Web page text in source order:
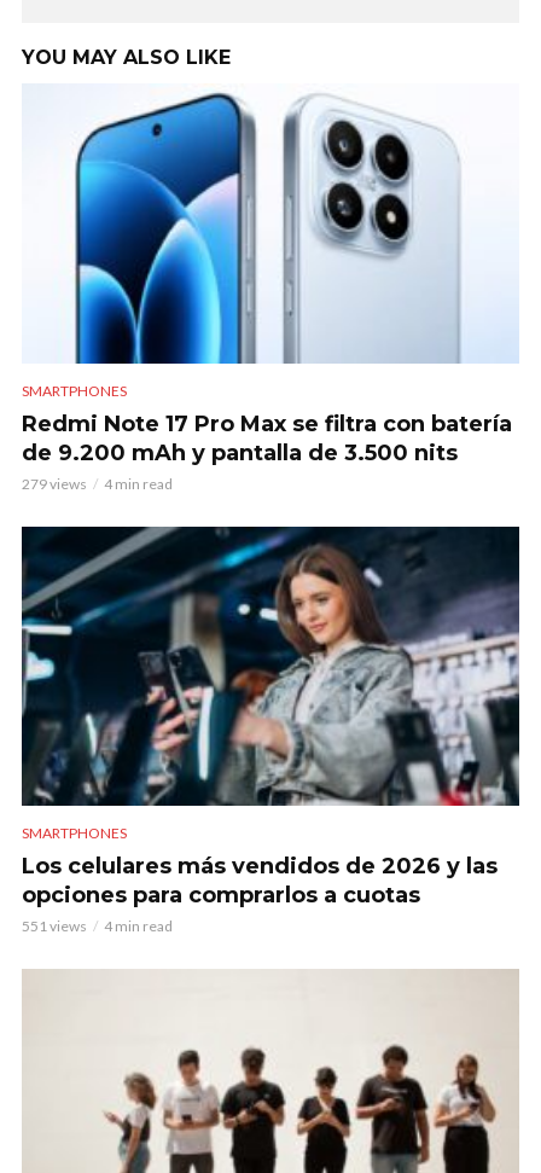
YOU MAY ALSO LIKE
SMARTPHONES
Redmi Note 17 Pro Max se filtra con batería
de 9.200 mAh y pantalla de 3.500 nits
279 views 4 min read
SMARTPHONES
Los celulares más vendidos de 2026 y las
opciones para comprarlos a cuotas
551 views 4 min read